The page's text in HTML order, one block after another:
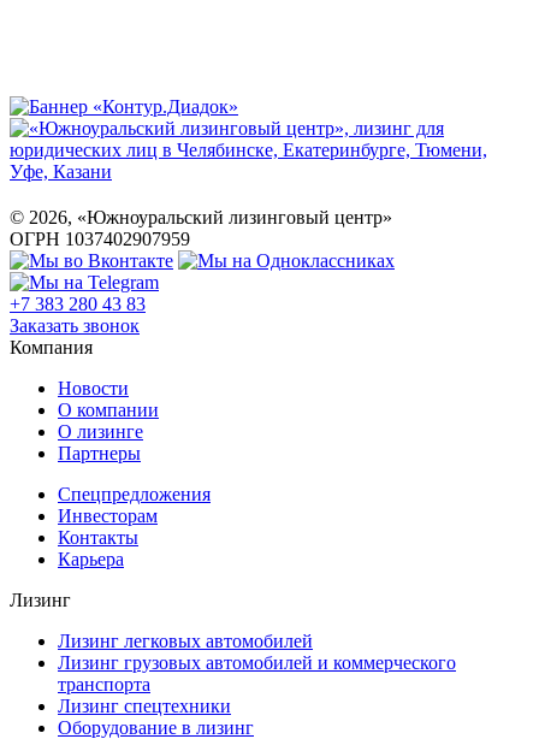
© 2026, «Южноуральский лизинговый центр»
ОГРН 1037402907959
+7 383 280 43 83
Заказать звонок
Компания
Новости
О компании
О лизинге
Партнеры
Спецпредложения
Инвесторам
Контакты
Карьера
Лизинг
Лизинг легковых автомобилей
Лизинг грузовых автомобилей и коммерческого
транспорта
Лизинг спецтехники
Оборудование в лизинг